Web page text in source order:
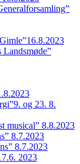
Landsmøde”
og 23. 8.
musical” 8.8.2023
8.7.2023
8.7.2023
2023